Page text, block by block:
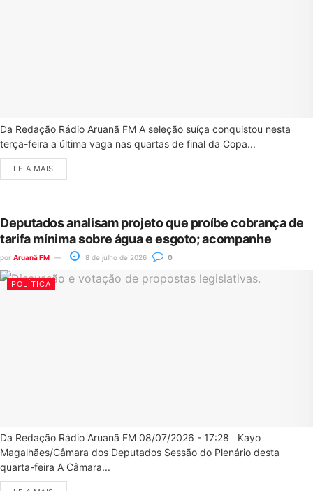
Da Redação Rádio Aruanã FM A seleção suíça conquistou nesta
terça-feira a última vaga nas quartas de final da Copa...
LEIA MAIS
Deputados analisam projeto que proíbe cobrança de
tarifa mínima sobre água e esgoto; acompanhe
por Aruanã FM 8 de julho de 2026 0
POLÍTICA
Da Redação Rádio Aruanã FM 08/07/2026 - 17:28 Kayo
Magalhães/Câmara dos Deputados Sessão do Plenário desta
quarta-feira A Câmara...